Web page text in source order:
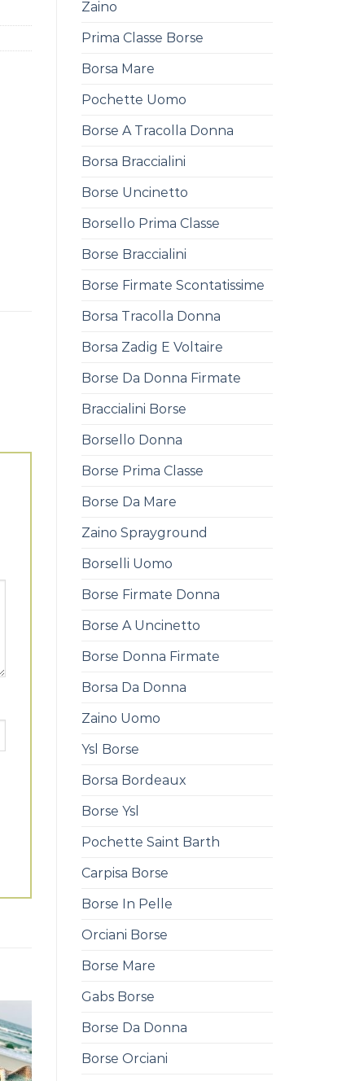
Zaino
Prima Classe Borse
Borsa Mare
Pochette Uomo
Borse A Tracolla Donna
Borsa Braccialini
Borse Uncinetto
Borsello Prima Classe
Borse Braccialini
Borse Firmate Scontatissime
Borsa Tracolla Donna
Borsa Zadig E Voltaire
Borse Da Donna Firmate
Braccialini Borse
Borsello Donna
Borse Prima Classe
Borse Da Mare
Zaino Sprayground
Borselli Uomo
Borse Firmate Donna
Borse A Uncinetto
Borse Donna Firmate
Borsa Da Donna
Zaino Uomo
Ysl Borse
Borsa Bordeaux
Borse Ysl
Pochette Saint Barth
Carpisa Borse
Borse In Pelle
Orciani Borse
Borse Mare
Gabs Borse
Borse Da Donna
Borse Orciani